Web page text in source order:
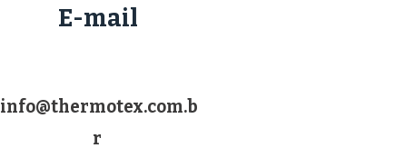
E-mail
info@thermotex.com.b
r